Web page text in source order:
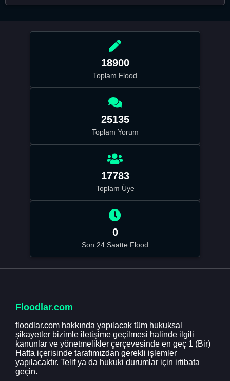
18900
Toplam Flood
25135
Toplam Yorum
17783
Toplam Üye
0
Son 24 Saatte Flood
Floodlar.com
floodlar.com hakkında yapılacak tüm hukuksal
şikayetler bizimle iletişime geçilmesi halinde ilgili
kanunlar ve yönetmelikler çerçevesinde en geç 1 (Bir)
Hafta içerisinde tarafımızdan gerekli işlemler
yapılacaktır. Telif ya da hukuki durumlar için irtibata
geçin.